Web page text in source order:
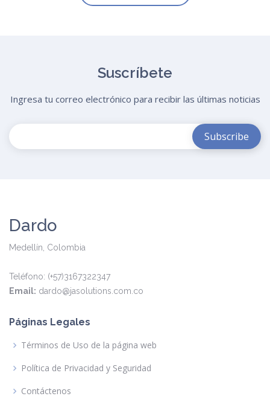
Suscríbete
Ingresa tu correo electrónico para recibir las últimas noticias
Dardo
Medellín, Colombia
Teléfono: (+57)3167322347
Email: dardo@jasolutions.com.co
Páginas Legales
Términos de Uso de la página web
Política de Privacidad y Seguridad
Contáctenos